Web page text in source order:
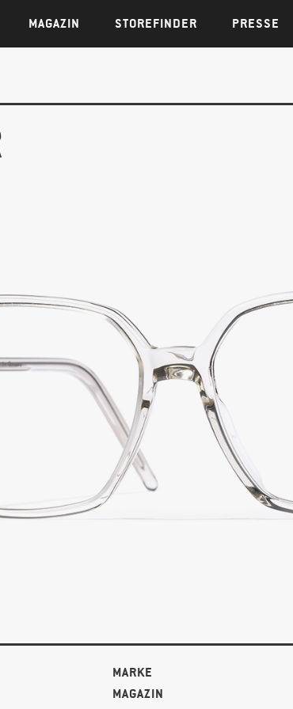
MAGAZIN STOREFINDER PRESSE
MARKE
MAGAZIN